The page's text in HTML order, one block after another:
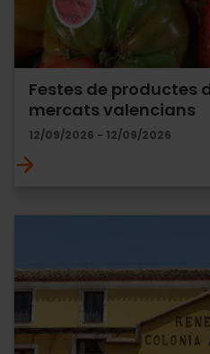
Festes de productes
mercats valencians
12/09/2026 - 12/09/2026